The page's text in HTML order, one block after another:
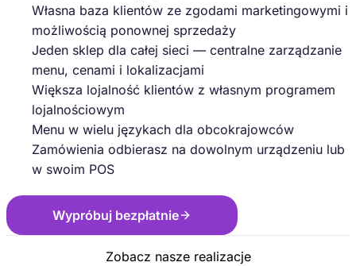
Własna baza klientów ze zgodami marketingowymi i
możliwością ponownej sprzedaży
Jeden sklep dla całej sieci — centralne zarządzanie
menu, cenami i lokalizacjami
Większa lojalność klientów z własnym programem
lojalnościowym
Menu w wielu językach dla obcokrajowców
Zamówienia odbierasz na dowolnym urządzeniu lub
w swoim POS
Wypróbuj bezpłatnie
Zobacz nasze realizacje